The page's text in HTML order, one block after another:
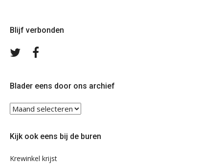
Blijf verbonden
Volg
Blader eens door ons archief
Blader
ons
Kijk ook eens bij de buren
Krewinkel krijst